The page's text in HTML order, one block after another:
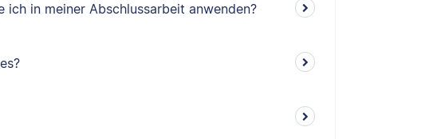
ich in meiner Abschlussarbeit anwenden?